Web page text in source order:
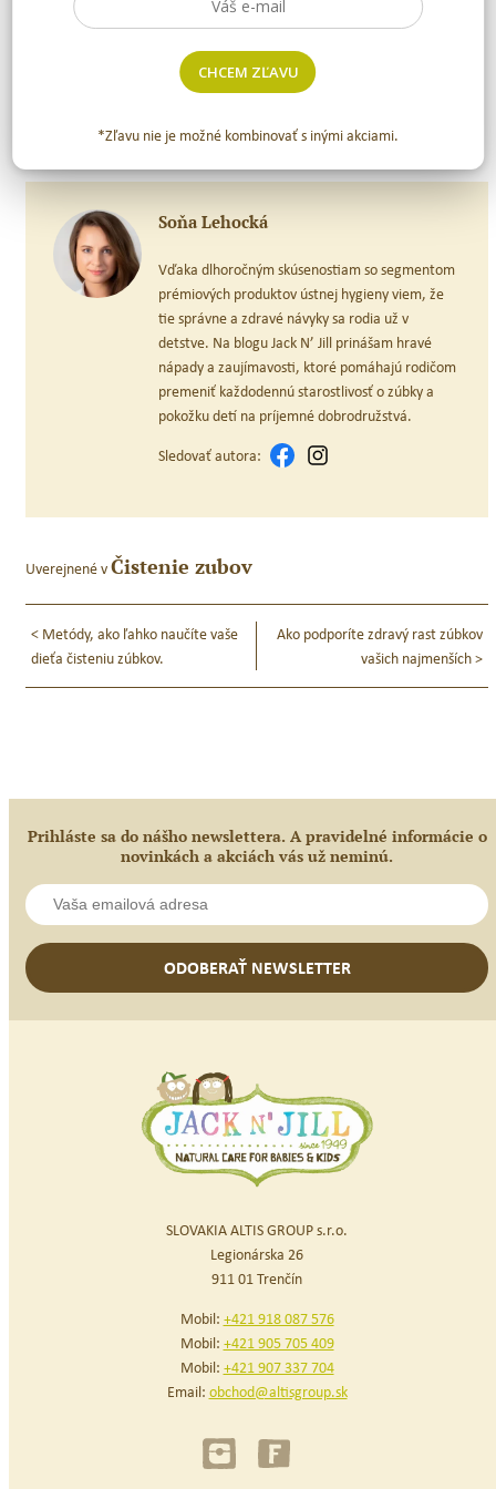
názor. My však tvrdíme, že našaelektrická zubná kefka pre detije
prospešná, nikomu neublíži a rodičom skôr uľahčí prácu s dočisťovaním
zúbkov. Naučí vášho drobca, ako vyzerá jemné čistenie a zúbky dôkladne
vyčistí. A navyše to bude vaše malé zázraky aj baviť.
Veď skúste to sami a podeľte sa s nami o vaše skúsenosti.
Soňa Lehocká
Vďaka dlhoročným skúsenostiam so segmentom
prémiových produktov ústnej hygieny viem, že
tie správne a zdravé návyky sa rodia už v
detstve. Na blogu Jack N’ Jill prinášam hravé
nápady a zaujímavosti, ktoré pomáhajú rodičom
premeniť každodennú starostlivosť o zúbky a
pokožku detí na príjemné dobrodružstvá.
Sledovať autora:
Uverejnené vČistenie zubov
Navigácia
v
< Metódy, ako ľahko naučíte vaše
dieťa čisteniu zúbkov.
Ako podporíte zdravý rast zúbkov
vašich najmenších>
Prihláste sa do nášho newslettera. A pravidelné informácie o
novinkách a akciách vás už neminú.
ODOBERAŤ NEWSLETTER
SLOVAKIA ALTIS GROUP s.r.o.
Legionárska 26
911 01 Trenčín
Mobil: +421 918 087 576
Mobil: +421 905 705 409
Mobil: +421 907 337 704
Email: obchod@altisgroup.sk
CHCEM ZĽAVU
*Zľavu nie je možné kombinovať s inými akciami.